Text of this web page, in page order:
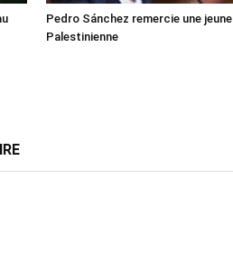
Pedro Sánchez remercie une jeune
Palestinienne